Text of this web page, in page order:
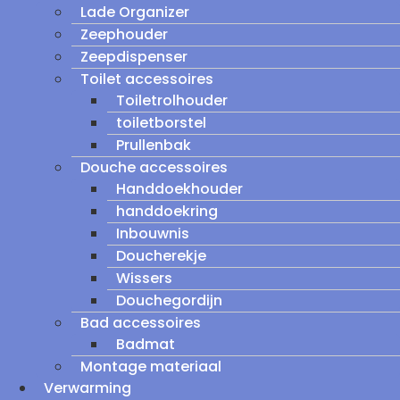
Lade Organizer
Zeephouder
Zeepdispenser
Toilet accessoires
Toiletrolhouder
toiletborstel
Prullenbak
Douche accessoires
Handdoekhouder
handdoekring
Inbouwnis
Doucherekje
Wissers
Douchegordijn
Bad accessoires
Badmat
Montage materiaal
Verwarming